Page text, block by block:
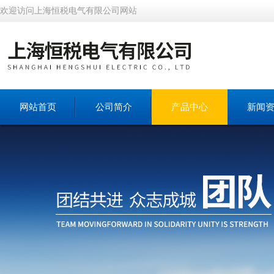
欢迎访问上海恒税电气有限公司网站
网站首页 公司简介 产品中心 新闻